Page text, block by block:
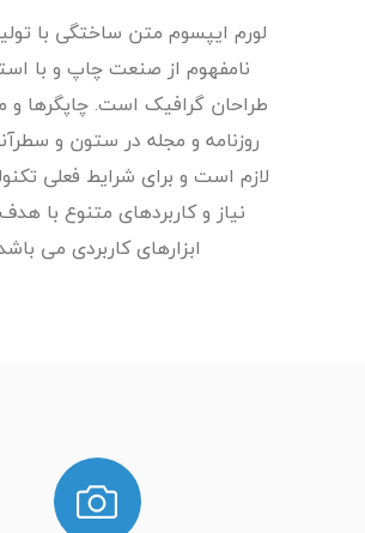
لورم ایپسوم متن ساختگی با
نامفهوم از صنعت چاپ و با
طراحان گرافیک است. چاپگرها و
روزنامه و مجله در ستون و
لازم است و برای شرایط فعلی
نیاز و کاربردهای متنوع با
ابزارهای کاربردی می